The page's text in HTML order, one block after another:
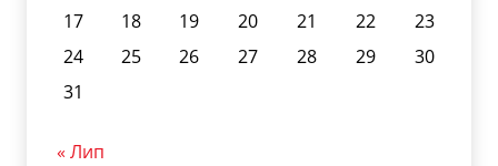
17
18 19 20 21 22
23
24
25 26 27 28 29
30
31
« Лип